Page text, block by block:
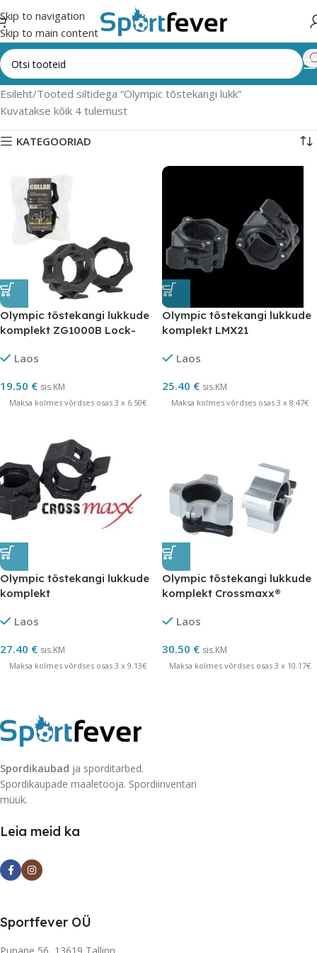
Skip to navigation
Skip to main content
Esileht Tooted siltidega “Olympic tõstekangi lukk”
Kuvatakse kõik 4 tulemust
KATEGOORIAD
Olympic tõstekangi lukkude
komplekt ZG1000B Lock-
Laos
19.50 € sis.KM
Maksa kolmes võrdses osas 3 x 6.50€
Olympic tõstekangi lukkude
komplekt LMX21
Laos
25.40 € sis.KM
Maksa kolmes võrdses osas 3 x 8.47€
Olympic tõstekangi lukkude
komplekt
Laos
27.40 € sis.KM
Maksa kolmes võrdses osas 3 x 9.13€
Olympic tõstekangi lukkude
komplekt Crossmaxx®
Laos
30.50 € sis.KM
Maksa kolmes võrdses osas 3 x 10.17€
Spordikaubad ja sporditarbed.
Spordikaupade maaletooja. Spordiinventari
müük.
Leia meid ka
Sportfever OÜ